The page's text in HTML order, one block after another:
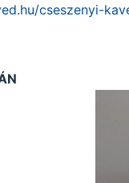
cseszenyi-